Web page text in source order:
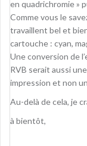
en quadrichromie »
Comme vous le
travaillent bel et
cartouche : cyan,
Une conversion de
RVB serait aussi
impression et non
Au-delà de cela, je
à bientôt,